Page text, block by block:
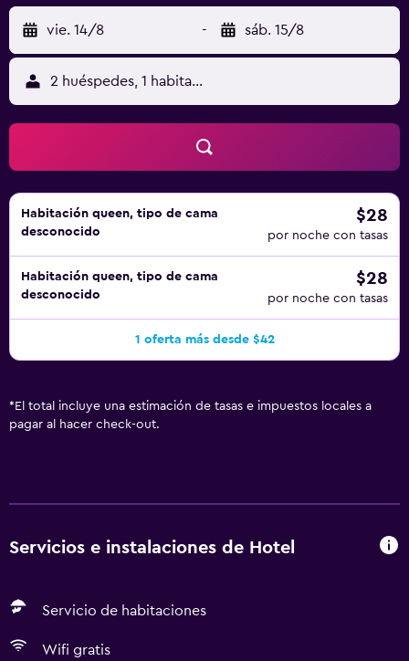
vie. 14/8 - sáb. 15/8
2 huéspedes, 1 habitación
Habitación queen, tipo de cama
desconocido
$28
por noche con tasas
Habitación queen, tipo de cama
desconocido
$28
por noche con tasas
1 oferta más desde $42
* El total incluye una estimación de tasas e impuestos locales a
pagar al hacer check-out.
Servicios e instalaciones de Hotel
Servicio de habitaciones
Wifi gratis